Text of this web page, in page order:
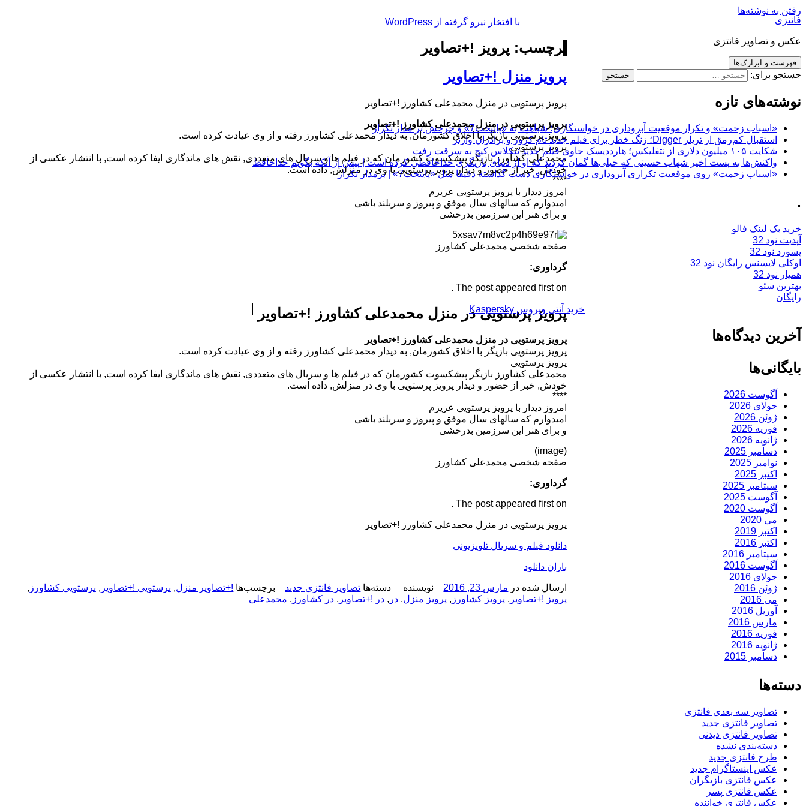
رفتن به نوشته‌ها
فانتزی
عکس و تصاویر فانتزی
فهرست و ابزارک‌ها
جستجو برای:
نوشته‌های تازه
«اسباب زحمت» و تکرار موقعیت آبروداری در خواستگاری؛ شباهت به «پایتخت7» و چرخش بر مدار تکرار
استقبال کم‌رمق از تریلر Digger؛ زنگ خطر برای فیلم جدید تام کروز و برادران وارنر
شکایت ۱۰۵ میلیون دلاری از نتفلیکس؛ هارددیسک حاوی فیلم جدید نیکلاس کیج به سرقت رفت
واکنش‌ها به پست اخیر شهاب حسینی که خیلی‌ها گمان کردند که او از دنیای بازیگری خداحافظی کرده است | پیش از آنکه بگویم خداحافظ
«اسباب زحمت» روی موقعیت تکراری آبروداری در خواستگاری دست گذاشته دقیقا مثل «پایتخت7» | برمدار تکرار
.
خرید بک لینک فالو
آپدیت نود 32
پسورد نود 32
اوکلی لایسنس رایگان نود 32
همیار نود 32
بهترین سئو
رایگان
خرید آنتی ویروس Kaspersky
آخرین دیدگاه‌ها
بایگانی‌ها
آگوست 2026
جولای 2026
ژوئن 2026
فوریه 2026
ژانویه 2026
دسامبر 2025
نوامبر 2025
اکتبر 2025
سپتامبر 2025
آگوست 2025
آگوست 2020
می 2020
اکتبر 2019
اکتبر 2016
سپتامبر 2016
آگوست 2016
جولای 2016
ژوئن 2016
می 2016
آوریل 2016
مارس 2016
فوریه 2016
ژانویه 2016
دسامبر 2015
دسته‌ها
تصاویر سه بعدی فانتزی
تصاویر فانتزی جدید
تصاویر فانتزی دیدنی
دسته‌بندی نشده
طرح فانتزی جدید
عکس اینستاگرام جدید
عکس فانتزی بازیگران
عکس فانتزی پسر
عکس فانتزی خواننده
برچسب: پرویز !+تصاویر
پرویز منزل !+تصاویر
پرویز پرستویی در منزل محمدعلی کشاورز !+تصاویر
پرویز پرستویی در منزل محمدعلی کشاورز !+تصاویر
پرویز پرستویی بازیگر با اخلاق کشورمان, به دیدار محمدعلی کشاورز رفته و از وی عیادت کرده است.
پرویز پرستویی
محمدعلی کشاورز بازیگر پیشکسوت کشورمان که در فیلم ها و سریال های متعددی, نقش های ماندگاری ایفا کرده است, با انتشار عکسی از
خودش, خبر از حضور و دیدار پرویز پرستویی با وی در منزلش, داده است.
****
امروز دیدار با پرویز پرستویی عزیزم
امیدوارم که سالهای سال موفق و پیروز و سربلند باشی
و برای هنر این سرزمین بدرخشی
صفحه شخصی محمدعلی کشاورز
گرداوری:
The post appeared first on .
پرویز پرستویی در منزل محمدعلی کشاورز !+تصاویر
پرویز پرستویی در منزل محمدعلی کشاورز !+تصاویر
پرویز پرستویی بازیگر با اخلاق کشورمان, به دیدار محمدعلی کشاورز رفته و از وی عیادت کرده است.
پرویز پرستویی
محمدعلی کشاورز بازیگر پیشکسوت کشورمان که در فیلم ها و سریال های متعددی, نقش های ماندگاری ایفا کرده است, با انتشار عکسی از
خودش, خبر از حضور و دیدار پرویز پرستویی با وی در منزلش, داده است.
****
امروز دیدار با پرویز پرستویی عزیزم
امیدوارم که سالهای سال موفق و پیروز و سربلند باشی
و برای هنر این سرزمین بدرخشی
(image)
صفحه شخصی محمدعلی کشاورز
گرداوری:
The post appeared first on .
پرویز پرستویی در منزل محمدعلی کشاورز !+تصاویر
دانلود فیلم و سریال تلویزیونی
باران دانلود
ارسال شده در مارس 23, 2016 نویسنده دسته‌ها تصاویر فانتزی جدید برچسب‌ها !+تصاویر منزل, پرستویی !+تصاویر , پرستویی کشاورز ,
پرویز !+تصاویر , پرویز کشاورز , پرویز منزل, در , در !+تصاویر , در کشاورز , محمدعلی
با افتخار نیرو گرفته از WordPress